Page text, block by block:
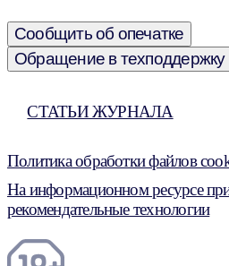
Сообщить об опечатке
Обращение в техподдержку
СТАТЬИ ЖУРНАЛА
Политика обработки файлов
На информационном ресурсе
рекомендательные технологии